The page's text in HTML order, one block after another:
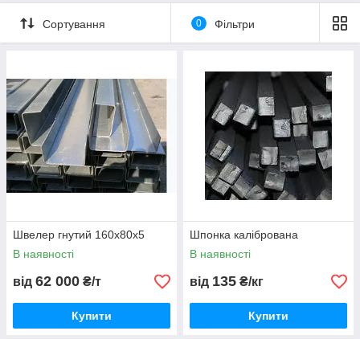
Сортування 0 Фільтри
Швелер гнутий 160х80х5
В наявності
від 62 000 ₴/т
Купити
Шпонка калібрована
В наявності
від 135 ₴/кг
Купити